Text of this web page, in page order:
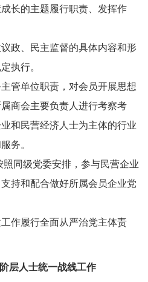
长的主题履行职责、发挥作
政、民主监督的具体内容和形
执行。
管单位职责，对会员开展思想
商会主要负责人进行考察考
和民营经济人士为主体的行业
务。
照同级党委安排，参与民营企业
持和配合做好所属会员企业党
作履行全面从严治党主体责
层人士统一战线工作